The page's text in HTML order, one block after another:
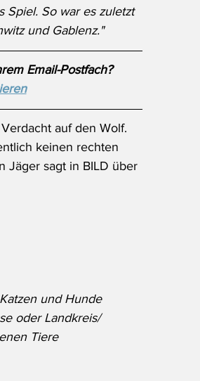
Spiel. So war es zuletzt
und Gablenz."
Email-Postfach?
auf den Wolf.
keinen rechten
Jäger sagt in BILD über
und Hunde
oder Landkreis/
Tiere